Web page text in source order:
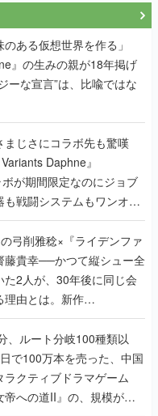
のある仮想世界を作る」
』の生みの親が18年掲げ
ーな宣言”は、比喩ではな
まじさにコラボ先も驚嘆
Daphne』
が期間限定なのにジョブ
も戦闘システムもワンオフ
理由を両ディレクターに聞
の弓削雅稔×『ライデンファ
藤貴幸──かつて縦シュー全
た2人が、30年後に同じ会
理由とは。新作
』で初タッグを組
2人に訊く開発秘話
、ルート分岐100種類以
で100万本を売った、中国
ラクティブドラマゲーム
帝への道II』の、規模が違